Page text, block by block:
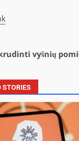
vyšnių
STORIES